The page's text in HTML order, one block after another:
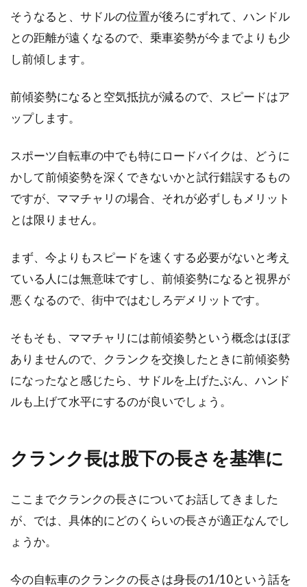
アルテグラのホイールってどう？高
る人であれば、いくつかの部品をカスタムした
自転車のサイズ選び～ビアンキ編～
して、人によ...
そうなると、サドルの位置が後ろにずれて、ハンドル
との距離が遠くなるので、乗車姿勢が今までよりも少
し前傾します。
前傾姿勢になると空気抵抗が減るので、スピードはア
ップします。
スポーツ自転車の中でも特にロードバイクは、どうに
かして前傾姿勢を深くできないかと試行錯誤するもの
ですが、ママチャリの場合、それが必ずしもメリット
とは限りません。
まず、今よりもスピードを速くする必要がないと考え
ている人には無意味ですし、前傾姿勢になると視界が
悪くなるので、街中ではむしろデメリットです。
そもそも、ママチャリには前傾姿勢という概念はほぼ
ありませんので、クランクを交換したときに前傾姿勢
になったなと感じたら、サドルを上げたぶん、ハンド
ルも上げて水平にするのが良いでしょう。
クランク長は股下の長さを基準に
ここまでクランクの長さについてお話してきました
が、では、具体的にどのくらいの長さが適正なんでし
ょうか。
今の自転車のクランクの長さは身長の1/10という話を